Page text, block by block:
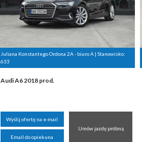
Juliana Konstantego Ordona 2A - biuro A | Stanowisko:
633
Audi A6 2018 prod.
Wyślij ofertę na e-mail
Email do opiekuna
Umów jazdę próbną